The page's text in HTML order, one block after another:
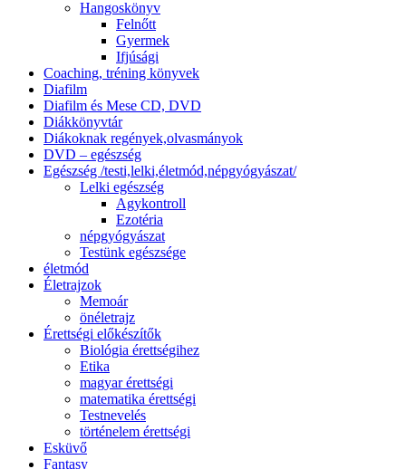
Hangoskönyv
Felnőtt
Gyermek
Ifjúsági
Coaching, tréning könyvek
Diafilm
Diafilm és Mese CD, DVD
Diákkönyvtár
Diákoknak regények,olvasmányok
DVD – egészség
Egészség /testi,lelki,életmód,népgyógyászat/
Lelki egészség
Agykontroll
Ezotéria
népgyógyászat
Testünk egészsége
életmód
Életrajzok
Memoár
önéletrajz
Érettségi előkészítők
Biológia érettségihez
Etika
magyar érettségi
matematika érettségi
Testnevelés
történelem érettségi
Esküvő
Fantasy